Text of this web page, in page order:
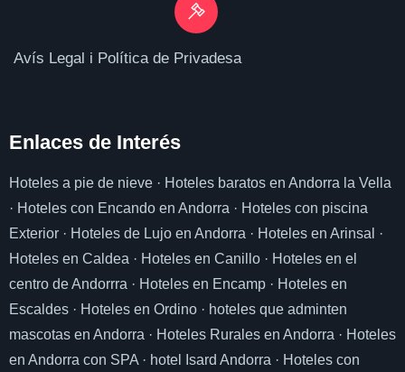
Avís Legal i Política de Privadesa
Enlaces de Interés
Hoteles a pie de nieve · Hoteles baratos en Andorra la Vella
· Hoteles con Encando en Andorra · Hoteles con piscina
Exterior · Hoteles de Lujo en Andorra · Hoteles en Arinsal ·
Hoteles en Caldea · Hoteles en Canillo · Hoteles en el
centro de Andorrra · Hoteles en Encamp · Hoteles en
Escaldes · Hoteles en Ordino · hoteles que adminten
mascotas en Andorra · Hoteles Rurales en Andorra · Hoteles
en Andorra con SPA· hotel Isard Andorra · Hoteles con